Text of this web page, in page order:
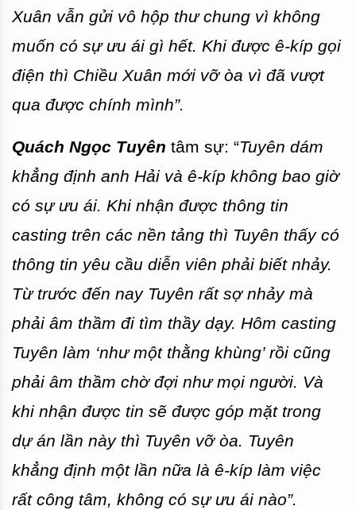
Xuân vẫn gửi vô hộp thư chung vì không
muốn có sự ưu ái gì hết. Khi được ê-kíp gọi
điện thì Chiều Xuân mới vỡ òa vì đã vượt
qua được chính mình”.
Quách Ngọc Tuyên tâm sự: “Tuyên dám
khẳng định anh Hải và ê-kíp không bao giờ
có sự ưu ái. Khi nhận được thông tin
casting trên các nền tảng thì Tuyên thấy có
thông tin yêu cầu diễn viên phải biết nhảy.
Từ trước đến nay Tuyên rất sợ nhảy mà
phải âm thầm đi tìm thầy dạy. Hôm casting
Tuyên làm ‘như một thằng khùng’ rồi cũng
phải âm thầm chờ đợi như mọi người. Và
khi nhận được tin sẽ được góp mặt trong
dự án lần này thì Tuyên vỡ òa. Tuyên
khẳng định một lần nữa là ê-kíp làm việc
rất công tâm, không có sự ưu ái nào”.